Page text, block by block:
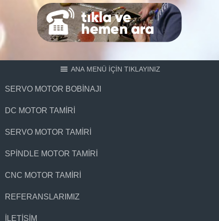
ANA MENÜ İÇİN TIKLAYINIZ
SERVO MOTOR BOBINAJI
DC MOTOR TAMIRI
SERVO MOTOR TAMIRI
SPINDLE MOTOR TAMIRI
CNC MOTOR TAMIRI
REFERANSLARIMIZ
İLETIŞIM